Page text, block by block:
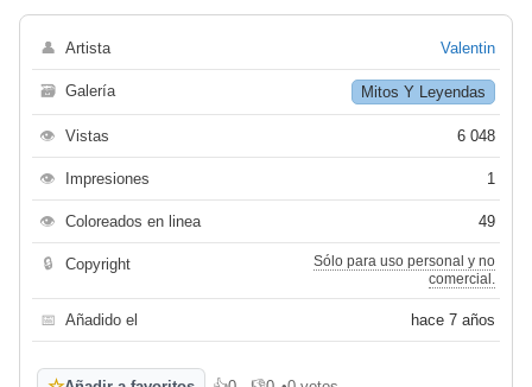
👤 Artista Valentin
🗃 Galería Mitos Y Leyendas
👁 Vistas 6 048
👁 Impresiones 1
👁 Coloreados en linea 49
🔒 Copyright
Sólo para uso personal y no
comercial.
📅 Añadido el hace 7 años